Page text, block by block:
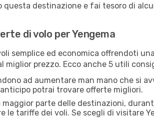
questa destinazione e fai tesoro di
di volo per Yengema
semplice ed economica offrendoti
prezzo. Ecco anche 5 utili
ad aumentare man mano che si
potrai trovare offerte migliori.
maggior parte delle destinazioni,
le tariffe dei voli. Se scegli di visitare